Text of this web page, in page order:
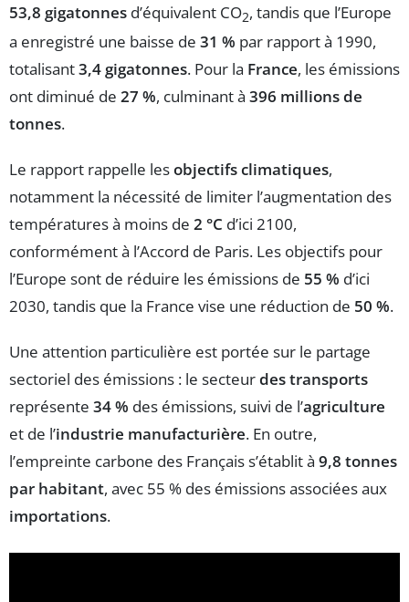
53,8 gigatonnes d’équivalent CO2, tandis que l’Europe
a enregistré une baisse de 31 % par rapport à 1990,
totalisant3,4 gigatonnes. Pour la France, les émissions
ont diminué de 27 %, culminant à 396 millions de
tonnes.
Le rapport rappelle lesobjectifs climatiques,
notamment la nécessité de limiter l’augmentation des
températures à moins de 2 °C d’ici 2100,
conformément à l’Accord de Paris. Les objectifs pour
l’Europe sont de réduire les émissions de 55 % d’ici
2030, tandis que la France vise une réduction de 50 %.
Une attention particulière est portée sur le partage
sectoriel des émissions : le secteurdes transports
représente 34 % des émissions, suivi de l’agriculture
et de l’industrie manufacturière. En outre,
l’empreinte carbone des Français s’établit à 9,8 tonnes
par habitant, avec 55 % des émissions associées aux
importations.